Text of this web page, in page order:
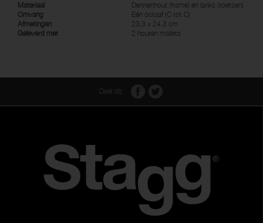
Materiaal
Dennenhout (frame) en lariks (toetsen)
Omvang
Eén octaaf (C tot C)
Afmetingen
23,3 x 24,3 cm
Geleverd met
2 houten mallets